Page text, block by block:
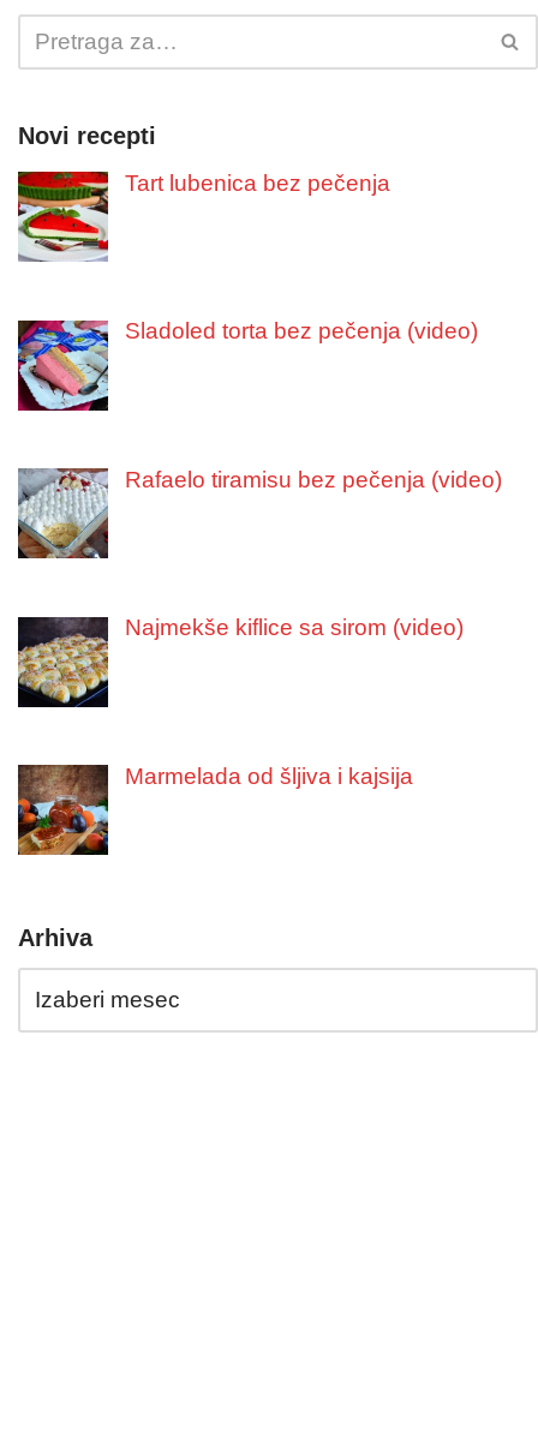
Novi recepti
Tart lubenica bez pečenja
Sladoled torta bez pečenja (video)
Rafaelo tiramisu bez pečenja (video)
Najmekše kiflice sa sirom (video)
Marmelada od šljiva i kajsija
Arhiva